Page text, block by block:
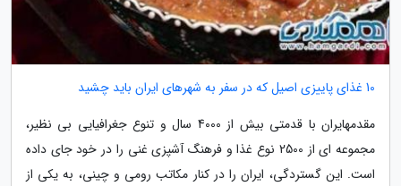
10 غذای پاییزی اصیل که در سفر به شهرهای ایران باید چشید
مقدمهایران با قدمتی بیش از 4000 سال و تنوع جغرافیایی بی نظیر،
مجموعه ای از 2500 نوع غذا و فرهنگ آشپزی غنی را در خود جای داده
است. این گستردگی، ایران را در کنار مکاتب رومی و چینی، به یکی از